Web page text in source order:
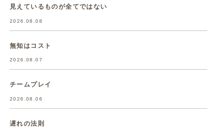
見えているものが全てではない
2026.08.08
無知はコスト
2026.08.07
チームプレイ
2026.08.06
遅れの法則